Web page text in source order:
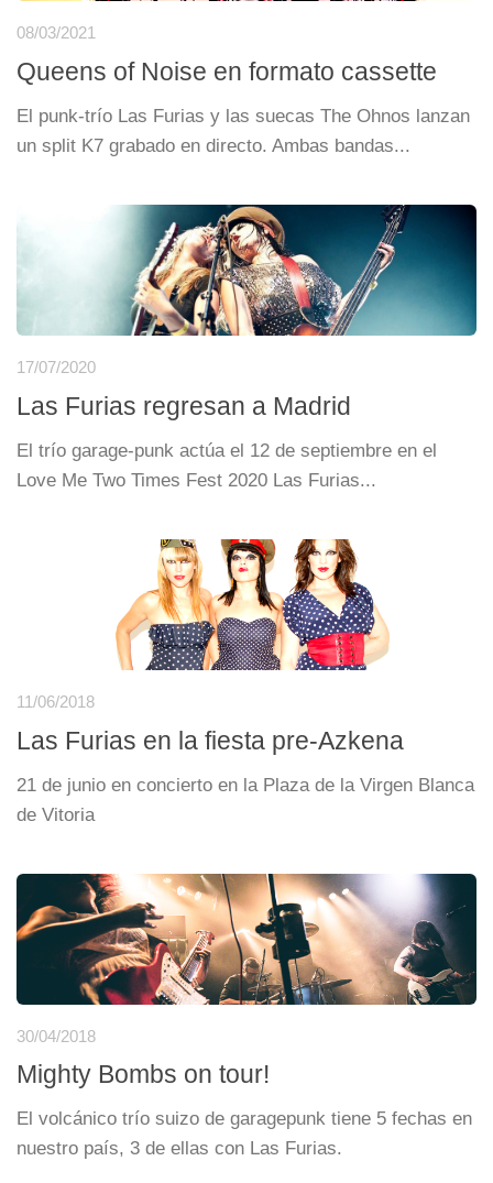
08/03/2021
Queens of Noise en formato cassette
El punk-trío Las Furias y las suecas The Ohnos lanzan
un split K7 grabado en directo. Ambas bandas...
17/07/2020
Las Furias regresan a Madrid
El trío garage-punk actúa el 12 de septiembre en el
Love Me Two Times Fest 2020 Las Furias...
11/06/2018
Las Furias en la fiesta pre-Azkena
21 de junio en concierto en la Plaza de la Virgen Blanca
de Vitoria
30/04/2018
Mighty Bombs on tour!
El volcánico trío suizo de garagepunk tiene 5 fechas en
nuestro país, 3 de ellas con Las Furias.